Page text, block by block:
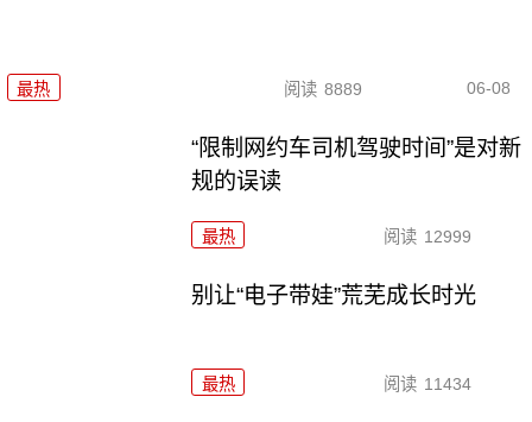
最热 阅读 8889 06-08
“限制网约车司机驾驶时间”是对新
规的误读
最热 阅读 12999
别让“电子带娃”荒芜成长时光
最热 阅读 11434